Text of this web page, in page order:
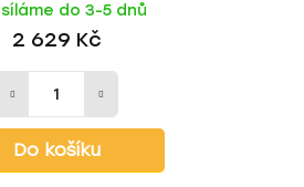
do 3-5 dnů
2 629 Kč
Do košíku